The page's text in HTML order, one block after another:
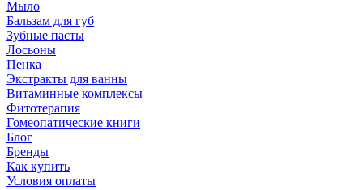
Мыло
Бальзам для губ
Зубные пасты
Лосьоны
Пенка
Экстракты для ванны
Витаминные комплексы
Фитотерапия
Гомеопатические книги
Блог
Бренды
Как купить
Условия оплаты